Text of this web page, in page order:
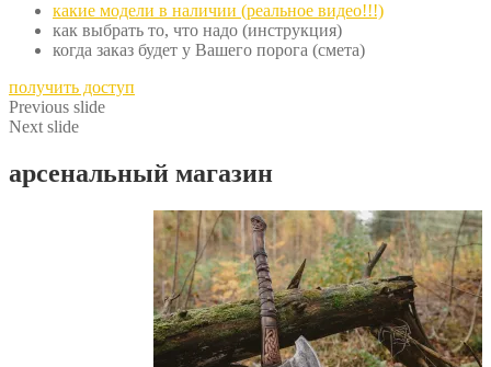
какие модели в наличии (реальное видео!!!)
как выбрать то, что надо (инструкция)
когда заказ будет у Вашего порога (смета)
получить доступ
Previous slide
Next slide
арсенальный магазин